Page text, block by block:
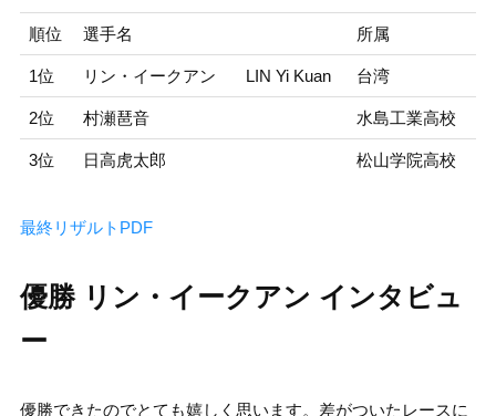
順位 選手名 所属
1位 リン・イークアン LIN Yi Kuan 台湾
2位 村瀬琶音 水島工業高校
3位 日高虎太郎 松山学院高校
最終リザルトPDF
優勝 リン・イークアン インタビュ
ー
優勝できたのでとても嬉しく思います。差がついたレースに